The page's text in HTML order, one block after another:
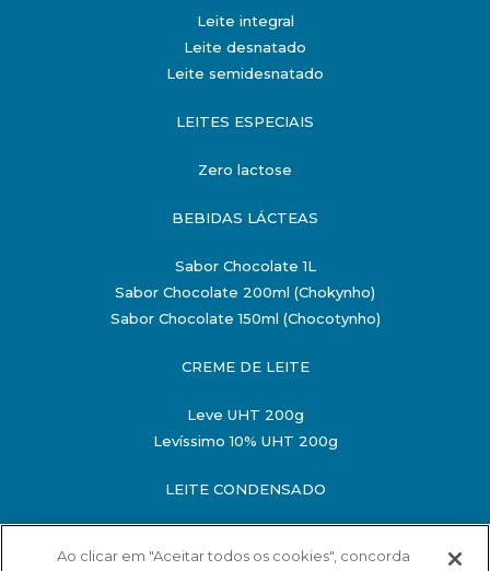
Leite integral
Leite desnatado
Leite semidesnatado
LEITES ESPECIAIS
Zero lactose
BEBIDAS LÁCTEAS
Sabor Chocolate 1L
Sabor Chocolate 200ml (Chokynho)
Sabor Chocolate 150ml (Chocotynho)
CREME DE LEITE
Leve UHT 200g
Levíssimo 10% UHT 200g
LEITE CONDENSADO
Semidesnatado 395g
Ao clicar em "Aceitar todos os cookies", concorda